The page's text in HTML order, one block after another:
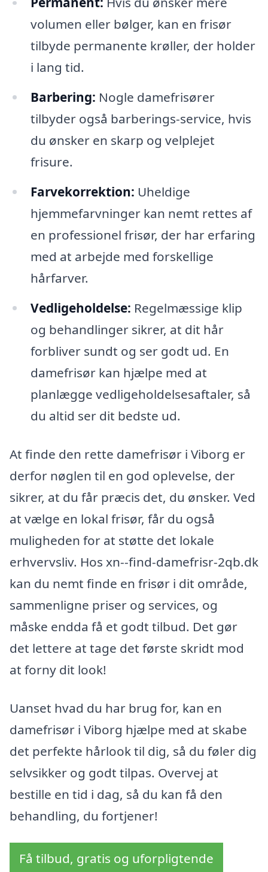
volumen eller bølger, kan en frisør
tilbyde permanente krøller, der holder
i lang tid.
Barbering: Nogle damefrisører
tilbyder også barberings-service, hvis
du ønsker en skarp og velplejet
frisure.
Farvekorrektion: Uheldige
hjemmefarvninger kan nemt rettes af
en professionel frisør, der har erfaring
med at arbejde med forskellige
hårfarver.
Vedligeholdelse: Regelmæssige klip
og behandlinger sikrer, at dit hår
forbliver sundt og ser godt ud. En
damefrisør kan hjælpe med at
planlægge vedligeholdelsesaftaler, så
du altid ser dit bedste ud.
At finde den rette damefrisør i Viborg er
derfor nøglen til en god oplevelse, der
sikrer, at du får præcis det, du ønsker. Ved
at vælge en lokal frisør, får du også
muligheden for at støtte det lokale
erhvervsliv. Hos xn--find-damefrisr-2qb.dk
kan du nemt finde en frisør i dit område,
sammenligne priser og services, og
måske endda få et godt tilbud. Det gør
det lettere at tage det første skridt mod
at forny dit look!
Uanset hvad du har brug for, kan en
damefrisør i Viborg hjælpe med at skabe
det perfekte hårlook til dig, så du føler dig
selvsikker og godt tilpas. Overvej at
bestille en tid i dag, så du kan få den
behandling, du fortjener!
Få tilbud, gratis og uforpligtende